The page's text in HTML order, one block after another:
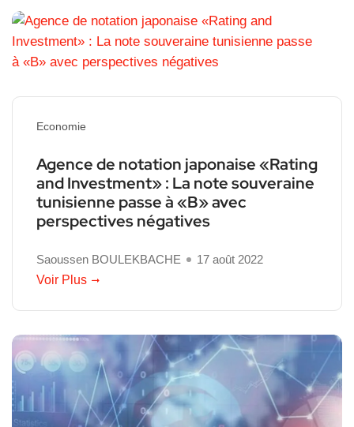
Economie
Agence de notation japonaise «Rating
and Investment» : La note souveraine
tunisienne passe à «B» avec
perspectives négatives
Saoussen BOULEKBACHE
17 août 2022
Voir Plus